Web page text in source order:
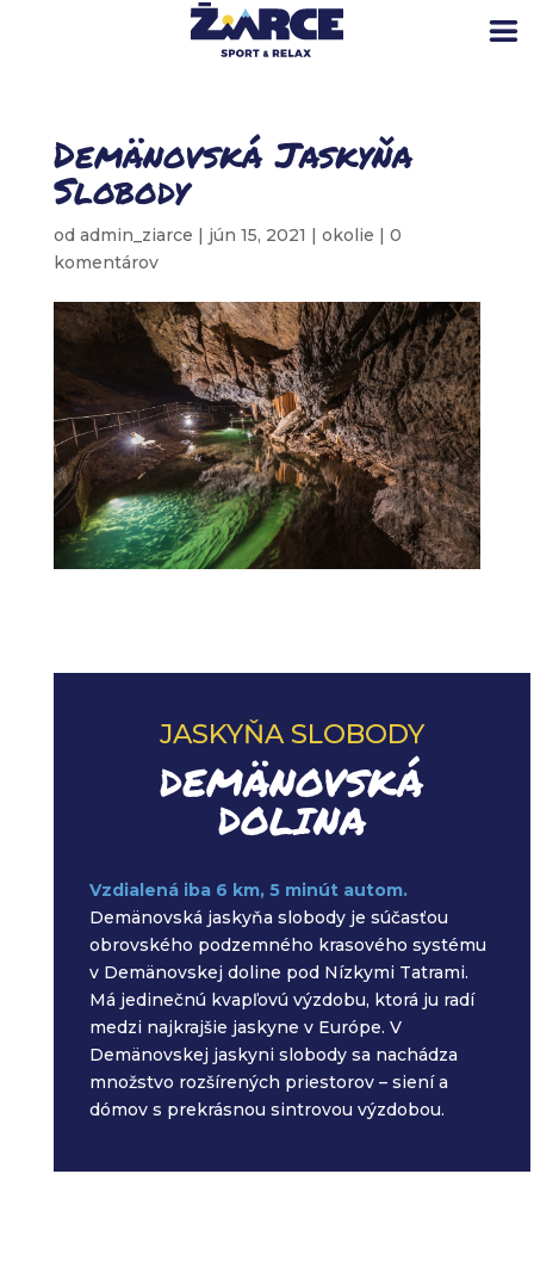
Demänovská Jaskyňa
Slobody
od admin_ziarce | jún 15, 2021 | okolie | 0
komentárov
JASKYŇA SLOBODY
DEMÄNOVSKÁ
DOLINA
Vzdialená iba 6 km, 5 minút autom.
Demänovská jaskyňa slobody je súčasťou
obrovského podzemného krasového systému
v Demänovskej doline pod Nízkymi Tatrami.
Má jedinečnú kvapľovú výzdobu, ktorá ju radí
medzi najkrajšie jaskyne v Európe. V
Demänovskej jaskyni slobody sa nachádza
množstvo rozšírených priestorov – siení a
dómov s prekrásnou sintrovou výzdobou.